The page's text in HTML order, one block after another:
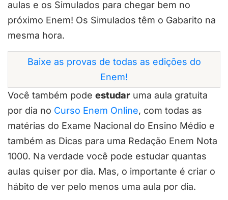
aulas e os Simulados para chegar bem no
próximo Enem! Os Simulados têm o Gabarito na
mesma hora.
Baixe as provas de todas as edições do
Enem!
Você também pode estudar uma aula gratuita
por dia no Curso Enem Online, com todas as
matérias do Exame Nacional do Ensino Médio e
também as Dicas para uma Redação Enem Nota
1000. Na verdade você pode estudar quantas
aulas quiser por dia. Mas, o importante é criar o
hábito de ver pelo menos uma aula por dia.